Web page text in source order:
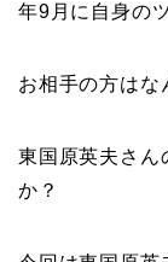
年9月に自身の
お相手の方はな
東国原英夫さん
か？